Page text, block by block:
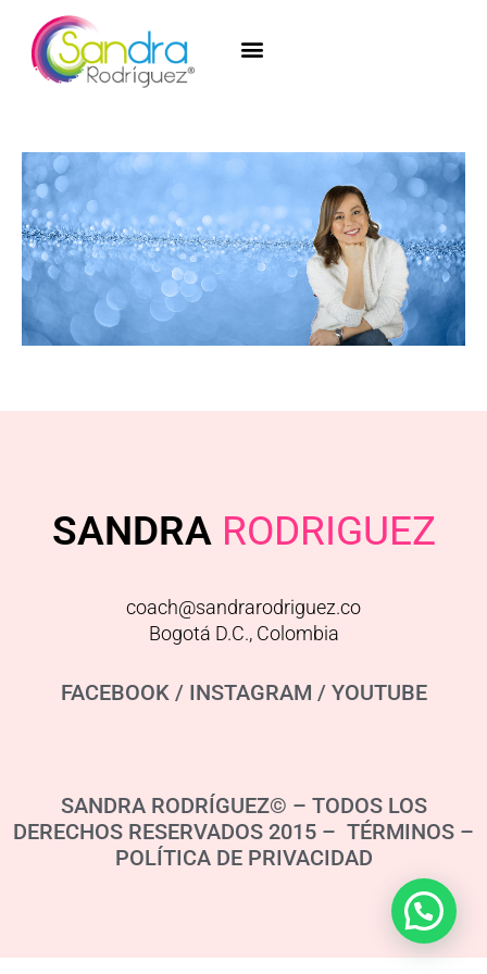
SANDRA RODRIGUEZ
coach@sandrarodriguez.co
Bogotá D.C., Colombia
FACEBOOK/ INSTAGRAM / YOUTUBE
SANDRA RODRÍGUEZ© – TODOS LOS
DERECHOS RESERVADOS 2015 – TÉRMINOS –
POLÍTICA DE PRIVACIDAD